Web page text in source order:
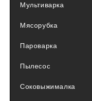
Мультиварка
Мясорубка
Пароварка
Пылесос
Соковыжималка